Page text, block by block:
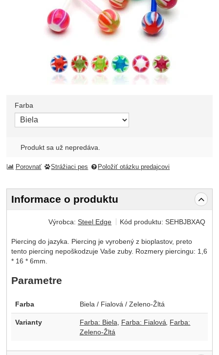
Zvoľte variant
Farba
Produkt sa už nepredáva.
Porovnať Strážiaci pes Položiť otázku predajcovi
Informace o produktu
Výrobca:Steel Edge Kód produktu:SEHBJBXAQ
Piercing do jazyka. Piercing je vyrobený z bioplastov, preto
tento piercing nepoškodzuje Vaše zuby. Rozmery piercingu: 1,6
* 16 * 6mm.
Parametre
Farba Biela / Fialová / Zeleno-Žltá
Varianty Farba: Biela Farba: Fialová Farba:
Zeleno-Žltá